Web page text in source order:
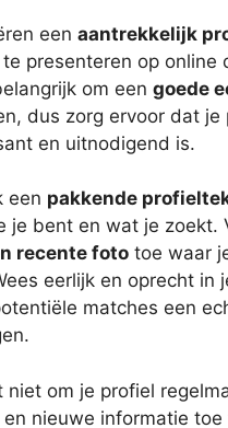
een aantrekkelijk
presenteren op online
om een goede
dus zorg ervoor dat je
en uitnodigend is.
een pakkende
je bent en wat je zoekt.
recente foto toe waar
eerlijk en oprecht in
matches een
niet om je profiel
nieuwe informatie toe